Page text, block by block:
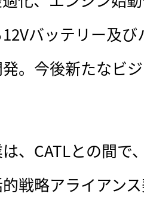
バッテリー及
。今後新たなビ
、CATLとの間で
戦略アライアン